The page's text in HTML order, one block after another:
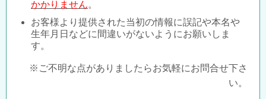
かかりません。
お客様より提供された当初の情報に誤記や本名や
生年月日などに間違いがないようにお願いしま
す。
※ご不明な点がありましたらお気軽にお問合せ下さ
い。